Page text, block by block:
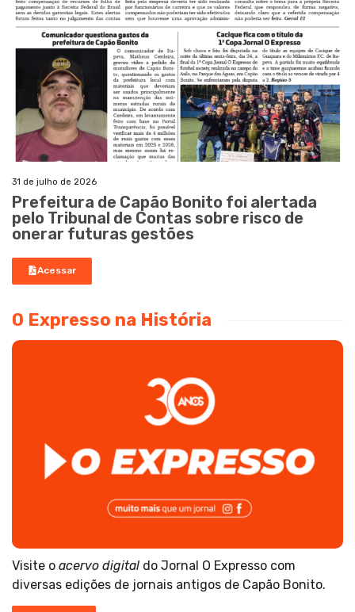
31 de julho de 2026
Prefeitura de Capão Bonito foi alertada
pelo Tribunal de Contas sobre risco de
onerar futuras gestões
Acessar
O Expresso na História
Visite o acervo digital do Jornal O Expresso com
diversas edições de jornais antigos de Capão Bonito.